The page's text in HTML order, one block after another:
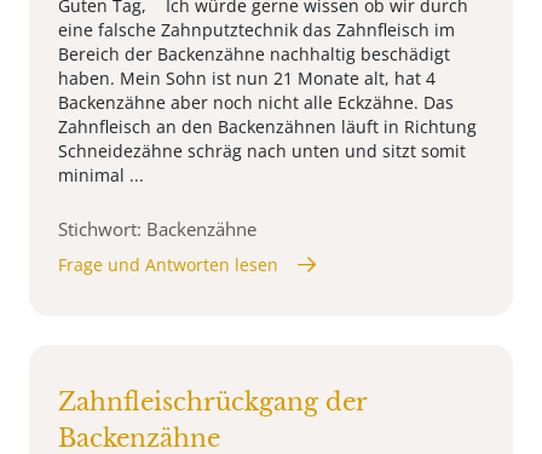
Guten Tag, Ich würde gerne wissen ob wir durch
eine falsche Zahnputztechnik das Zahnfleisch im
Bereich der Backenzähne nachhaltig beschädigt
haben. Mein Sohn ist nun 21 Monate alt, hat 4
Backenzähne aber noch nicht alle Eckzähne. Das
Zahnfleisch an den Backenzähnen läuft in Richtung
Schneidezähne schräg nach unten und sitzt somit
minimal ...
Stichwort: Backenzähne
Frage und Antworten lesen
Zahnfleischrückgang der
Backenzähne